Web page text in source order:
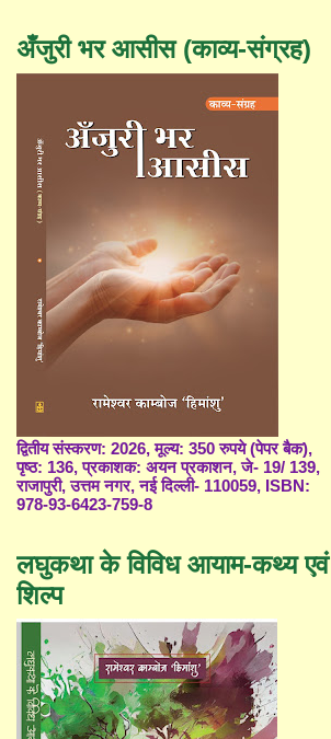
अँजुरी भर आसीस (काव्य-संग्रह)
द्वितीय संस्करण: 2026, मूल्य: 350 रुपये (पेपर बैक),
पृष्ठ: 136, प्रकाशक: अयन प्रकाशन, जे- 19/ 139,
राजापुरी, उत्तम नगर, नई दिल्ली- 110059, ISBN:
978-93-6423-759-8
लघुकथा के विविध आयाम-कथ्य एवं
शिल्प